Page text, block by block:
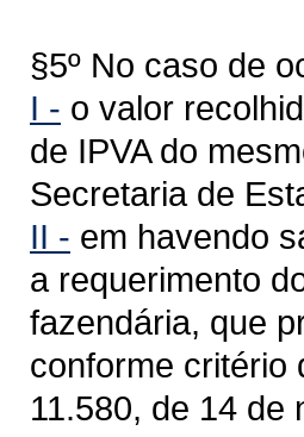
§5º No caso de
I - o valor
de IPVA do
Secretaria de
II - em havendo
a requerimento
fazendária, que
conforme critério
11.580, de 14 de